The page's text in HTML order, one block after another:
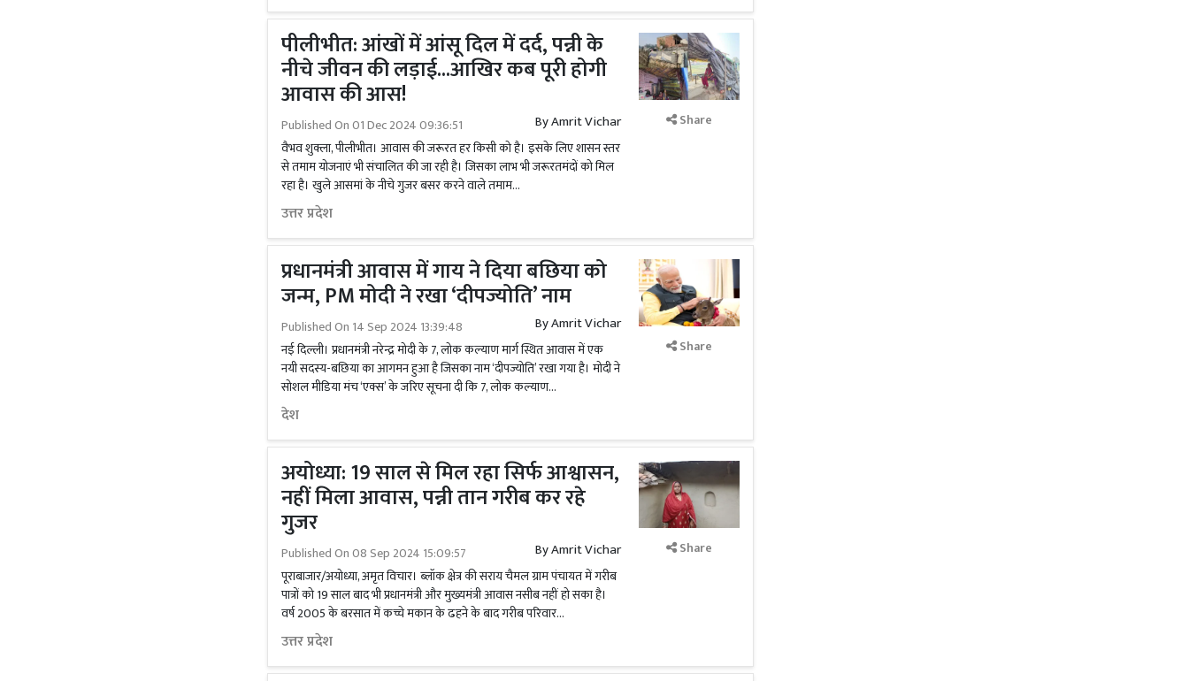
पीलीभीत: आंखों में आंसू दिल में दर्द, पन्नी के
नीचे जीवन की लड़ाई...आखिर कब पूरी होगी
आवास की आस!
Published On01 Dec 2024 09:36:51 ByAmrit Vichar
वैभव शुक्ला, पीलीभीत। आवास की जरूरत हर किसी को है। इसके लिए शासन स्तर
से तमाम योजनाएं भी संचालित की जा रही है। जिसका लाभ भी जरूरतमंदों को मिल
रहा है। खुले आसमां के नीचे गुजर बसर करने वाले तमाम...
उत्तर प्रदेश
Share
प्रधानमंत्री आवास में गाय ने दिया बछिया को
जन्म, PM मोदी ने रखा ‘दीपज्योति’ नाम
Published On 14 Sep 2024 13:39:48 ByAmrit Vichar
नई दिल्ली। प्रधानमंत्री नरेन्द्र मोदी के 7, लोक कल्याण मार्ग स्थित आवास में एक
नयी सदस्य-बछिया का आगमन हुआ है जिसका नाम ‘दीपज्योति’ रखा गया है। मोदी ने
सोशल मीडिया मंच ‘एक्स’ के जरिए सूचना दी कि 7, लोक कल्याण...
देश
Share
अयोध्या: 19 साल से मिल रहा सिर्फ आश्वासन,
नहीं मिला आवास, पन्नी तान गरीब कर रहे
गुजर
Published On08 Sep 2024 15:09:57 ByAmrit Vichar
पूराबाजार/अयोध्या, अमृत विचार। ब्लॉक क्षेत्र की सराय चैमल ग्राम पंचायत में गरीब
पात्रों को 19 साल बाद भी प्रधानमंत्री और मुख्यमंत्री आवास नसीब नहीं हो सका है।
वर्ष 2005 के बरसात में कच्चे मकान के ढहने के बाद गरीब परिवार...
उत्तर प्रदेश
Share